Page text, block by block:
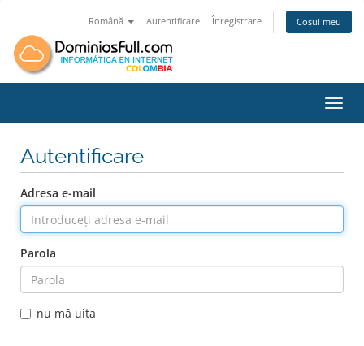
Română Autentificare Înregistrare Coșul meu
Autentificare
Adresa e-mail
Parola
nu mă uita